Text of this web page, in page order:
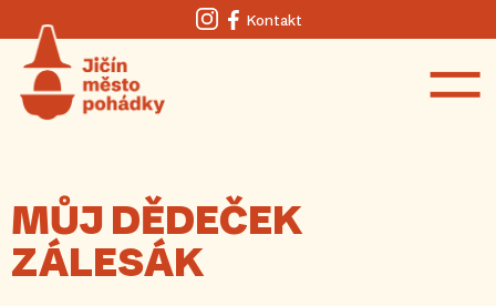
Instagram
Facebook
Kontakt
MŮJ DĚDEČEK
ZÁLESÁK